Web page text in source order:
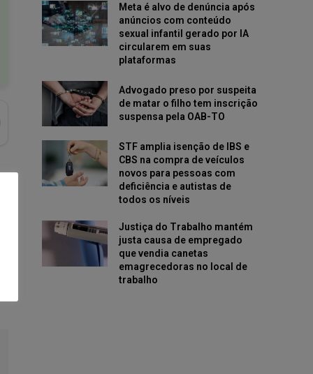
Meta é alvo de denúncia após
anúncios com conteúdo
sexual infantil gerado por IA
circularem em suas
plataformas
Advogado preso por suspeita
de matar o filho tem inscrição
suspensa pela OAB-TO
STF amplia isenção de IBS e
CBS na compra de veículos
novos para pessoas com
deficiência e autistas de
todos os níveis
Justiça do Trabalho mantém
justa causa de empregado
que vendia canetas
emagrecedoras no local de
trabalho